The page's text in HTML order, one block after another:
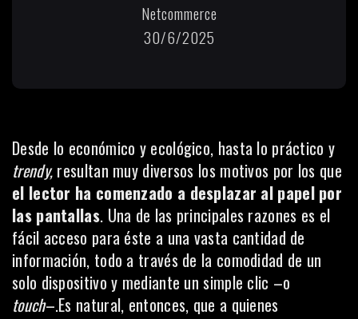
Netcommerce
30/6/2025
Desde lo económico y ecológico, hasta lo práctico y
trendy, resultan muy diversos los motivos por los que
el lector ha comenzado a desplazar al papel por
las pantallas. Una de las principales razones es el
fácil acceso para éste a una vasta cantidad de
información, todo a través de la comodidad de un
solo dispositivo y mediante un simple clic –o
touch–.Es natural, entonces, que a quienes